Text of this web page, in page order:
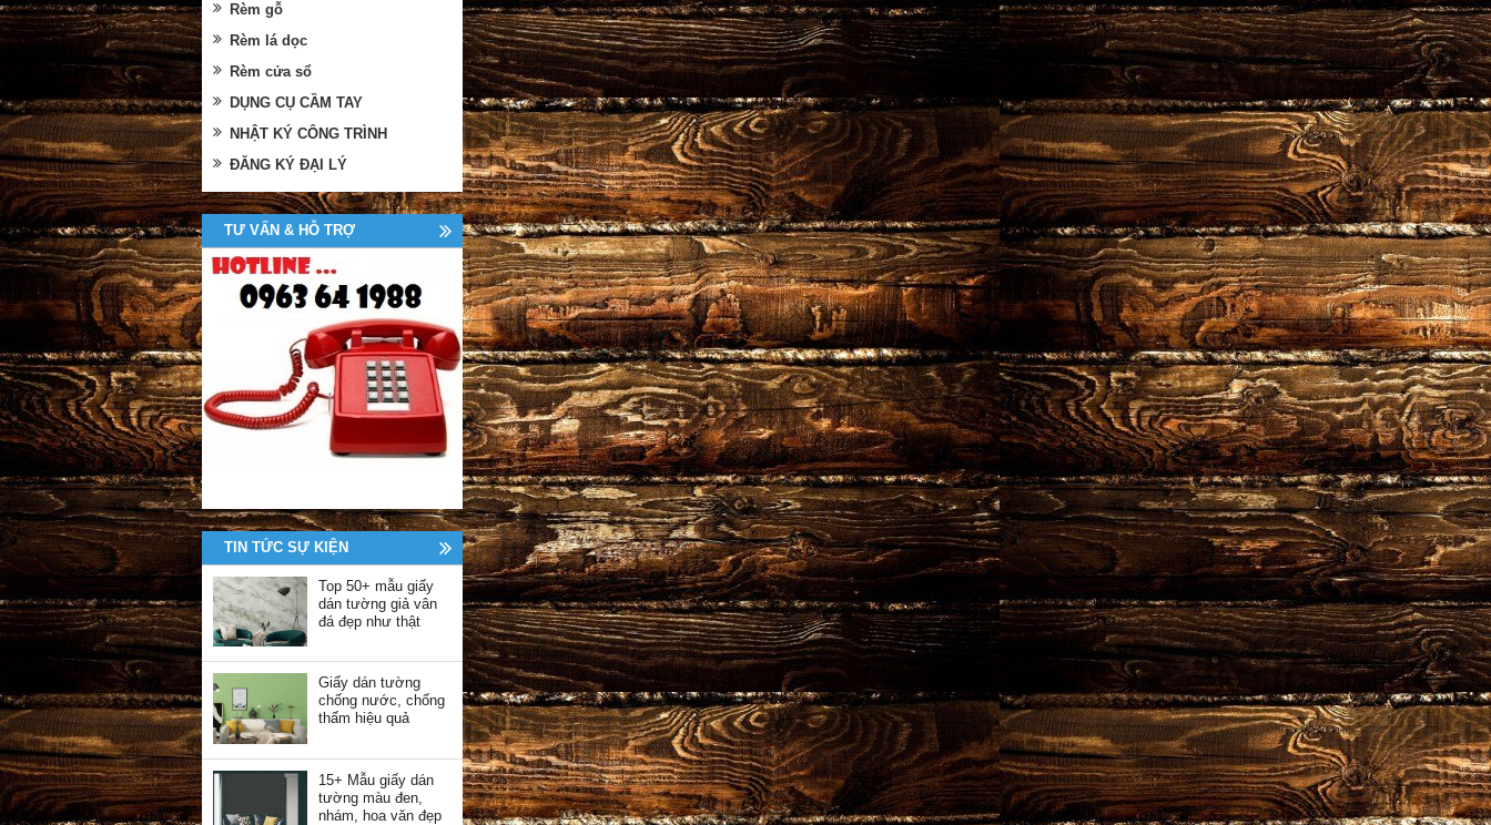
Rèm gỗ
Rèm lá dọc
Rèm cửa sổ
DỤNG CỤ CẦM TAY
NHẬT KÝ CÔNG TRÌNH
ĐĂNG KÝ ĐẠI LÝ
TƯ VẤN & HỖ TRỢ
TIN TỨC SỰ KIỆN
Top 50+ mẫu giấy
dán tường giả vân
đá đẹp như thật
Giấy dán tường
chống nước, chống
thấm hiệu quả
15+ Mẫu giấy dán
tường màu đen,
nhám, hoa văn đẹp